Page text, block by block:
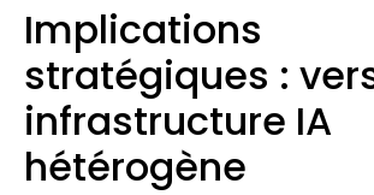
Implications
stratégiques :
infrastructure IA
hétérogène